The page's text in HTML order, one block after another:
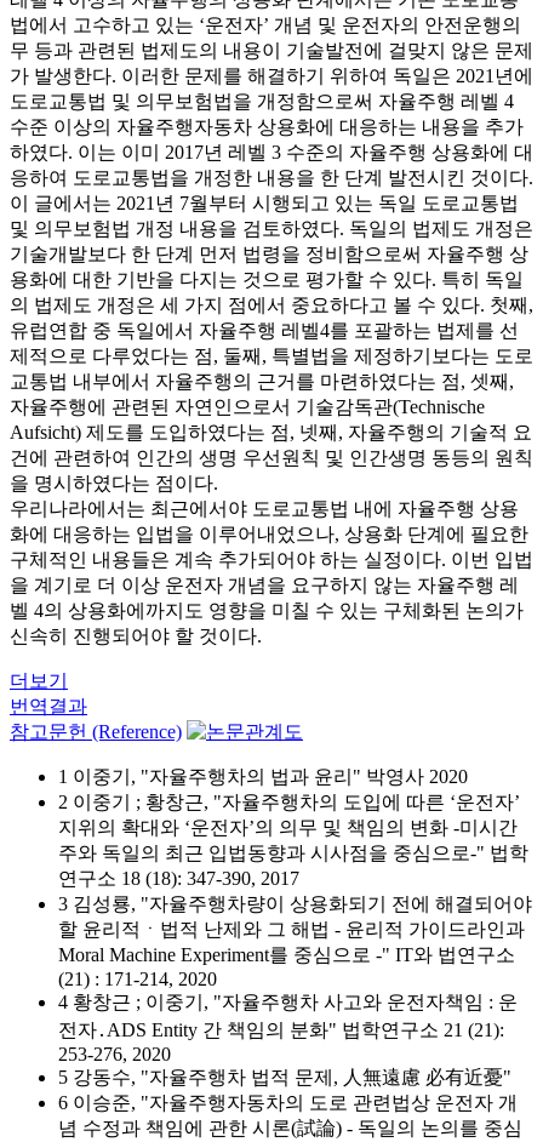
법에서 고수하고 있는 ‘운전자’ 개념 및 운전자의 안전운행의
무 등과 관련된 법제도의 내용이 기술발전에 걸맞지 않은 문제
가 발생한다. 이러한 문제를 해결하기 위하여 독일은 2021년에
도로교통법 및 의무보험법을 개정함으로써 자율주행 레벨 4
수준 이상의 자율주행자동차 상용화에 대응하는 내용을 추가
하였다. 이는 이미 2017년 레벨 3 수준의 자율주행 상용화에 대
응하여 도로교통법을 개정한 내용을 한 단계 발전시킨 것이다.
이 글에서는 2021년 7월부터 시행되고 있는 독일 도로교통법
및 의무보험법 개정 내용을 검토하였다. 독일의 법제도 개정은
기술개발보다 한 단계 먼저 법령을 정비함으로써 자율주행 상
용화에 대한 기반을 다지는 것으로 평가할 수 있다. 특히 독일
의 법제도 개정은 세 가지 점에서 중요하다고 볼 수 있다. 첫째,
유럽연합 중 독일에서 자율주행 레벨4를 포괄하는 법제를 선
제적으로 다루었다는 점, 둘째, 특별법을 제정하기보다는 도로
교통법 내부에서 자율주행의 근거를 마련하였다는 점, 셋째,
자율주행에 관련된 자연인으로서 기술감독관(Technische
Aufsicht) 제도를 도입하였다는 점, 넷째, 자율주행의 기술적 요
건에 관련하여 인간의 생명 우선원칙 및 인간생명 동등의 원칙
을 명시하였다는 점이다.
우리나라에서는 최근에서야 도로교통법 내에 자율주행 상용
화에 대응하는 입법을 이루어내었으나, 상용화 단계에 필요한
구체적인 내용들은 계속 추가되어야 하는 실정이다. 이번 입법
을 계기로 더 이상 운전자 개념을 요구하지 않는 자율주행 레
벨 4의 상용화에까지도 영향을 미칠 수 있는 구체화된 논의가
신속히 진행되어야 할 것이다.
더보기
번역결과
참고문헌 (Reference)
1 이중기, "자율주행차의 법과 윤리" 박영사 2020
2 이중기 ; 황창근, "자율주행차의 도입에 따른 ‘운전자’
지위의 확대와 ‘운전자’의 의무 및 책임의 변화 -미시간
주와 독일의 최근 입법동향과 시사점을 중심으로-" 법학
연구소 18 (18): 347-390, 2017
3 김성룡, "자율주행차량이 상용화되기 전에 해결되어야
할 윤리적ㆍ법적 난제와 그 해법 - 윤리적 가이드라인과
Moral Machine Experiment를 중심으로 -" IT와 법연구소
(21) : 171-214, 2020
4 황창근 ; 이중기, "자율주행차 사고와 운전자책임 : 운
전자․ADS Entity 간 책임의 분화" 법학연구소 21 (21):
253-276, 2020
5 강동수, "자율주행차 법적 문제, 人無遠慮 必有近憂"
6 이승준, "자율주행자동차의 도로 관련법상 운전자 개
념 수정과 책임에 관한 시론(試論) - 독일의 논의를 중심